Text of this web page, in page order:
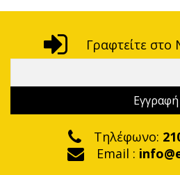
Γραφτείτε
Τηλέφωνο:
Email :